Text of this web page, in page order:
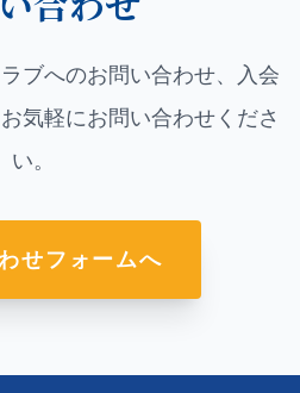
ブへのお問い合わせ、入会
気軽にお問い合わせくださ
い。
せフォームへ